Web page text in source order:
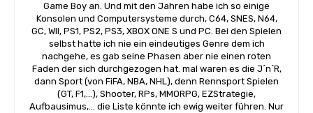
Game Boy an. Und mit den Jahren habe ich so einige
Konsolen und Computersysteme durch, C64, SNES, N64,
GC, WII, PS1, PS2, PS3, XBOX ONE S und PC. Bei den Spielen
selbst hatte ich nie ein eindeutiges Genre dem ich
nachgehe, es gab seine Phasen aber nie einen roten
Faden der sich durchgezogen hat. mal waren es die J´n´R,
dann Sport (von FiFA, NBA, NHL), denn Rennsport Spielen
(GT, F1,...), Shooter, RPs, MMORPG, EZStrategie,
Aufbausimus,... die Liste könnte ich ewig weiter führen. Nur